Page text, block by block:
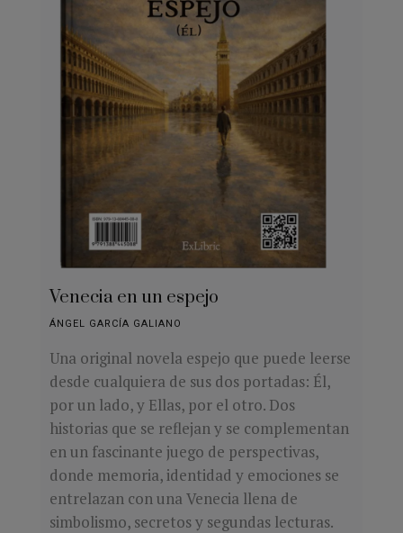
Venecia en un espejo
ÁNGEL GARCÍA GALIANO
Una original novela espejo que puede leerse
desde cualquiera de sus dos portadas: Él,
por un lado, y Ellas, por el otro. Dos
historias que se reflejan y se complementan
en un fascinante juego de perspectivas,
donde memoria, identidad y emociones se
entrelazan con una Venecia llena de
simbolismo, secretos y segundas lecturas.